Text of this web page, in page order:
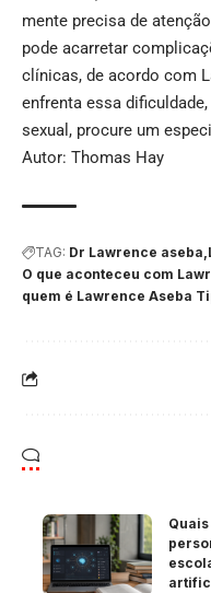
mente precisa de
pode acarretar
clínicas, de acordo com
enfrenta essa
sexual, procure um
Autor: Thomas Hay
TAG: Dr Lawrence aseba
O que aconteceu com
quem é Lawrence Aseba